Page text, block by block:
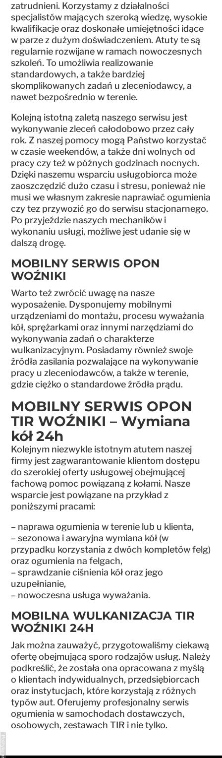
zatrudnieni. Korzystamy z działalności
specjalistów mających szeroką wiedzę, wysokie
kwalifikacje oraz doskonałe umiejętności idące
w parze z dużym doświadczeniem. Atuty te są
regularnie rozwijane w ramach nowoczesnych
szkoleń. To umożliwia realizowanie
standardowych, a także bardziej
skomplikowanych zadań u zleceniodawcy, a
nawet bezpośrednio w terenie.
Kolejną istotną zaletą naszego serwisu jest
wykonywanie zleceń całodobowo przez cały
rok. Z naszej pomocy mogą Państwo korzystać
w czasie weekendów, a także dni wolnych od
pracy czy też w późnych godzinach nocnych.
Dzięki naszemu wsparciu usługobiorca może
zaoszczędzić dużo czasu i stresu, ponieważ nie
musi we własnym zakresie naprawiać ogumienia
czy tez przywozić go do serwisu stacjonarnego.
Po przyjeździe naszych mechaników i
wykonaniu usługi, możliwe jest udanie się w
dalszą drogę.
MOBILNY SERWIS OPON
WOŹNIKI
Warto też zwrócić uwagę na nasze
wyposażenie. Dysponujemy mobilnymi
urządzeniami do montażu, procesu wyważania
kół, sprężarkami oraz innymi narzędziami do
wykonywania zadań o charakterze
wulkanizacyjnym. Posiadamy również swoje
źródła zasilania pozwalające na wykonywanie
pracy u zleceniodawców, a także w terenie,
gdzie ciężko o standardowe źródła prądu.
MOBILNY SERWIS OPON
TIR WOŹNIKI – Wymiana
kół 24h
Kolejnym niezwykle istotnym atutem naszej
firmy jest zagwarantowanie klientom dostępu
do szerokiej oferty usługowej obejmującej
fachową pomoc powiązaną z kołami. Nasze
wsparcie jest powiązane na przykład z
poniższymi pracami:
– naprawa ogumienia w terenie lub u klienta,
– sezonowa i awaryjna wymiana kół (w
przypadku korzystania z dwóch kompletów felg)
oraz ogumienia na felgach,
– sprawdzanie ciśnienia kół oraz jego
uzupełnianie,
– nowoczesna usługa wyważania.
MOBILNA WULKANIZACJA TIR
WOŹNIKI 24H
Jak można zauważyć, przygotowaliśmy ciekawą
ofertę obejmującą sporo rodzajów usług. Należy
podkreślić, że została ona opracowana z myślą
o klientach indywidualnych, przedsiębiorcach
oraz instytucjach, które korzystają z różnych
typów aut. Oferujemy profesjonalny serwis
ogumienia w samochodach dostawczych,
osobowych, zestawach TIR i nie tylko.